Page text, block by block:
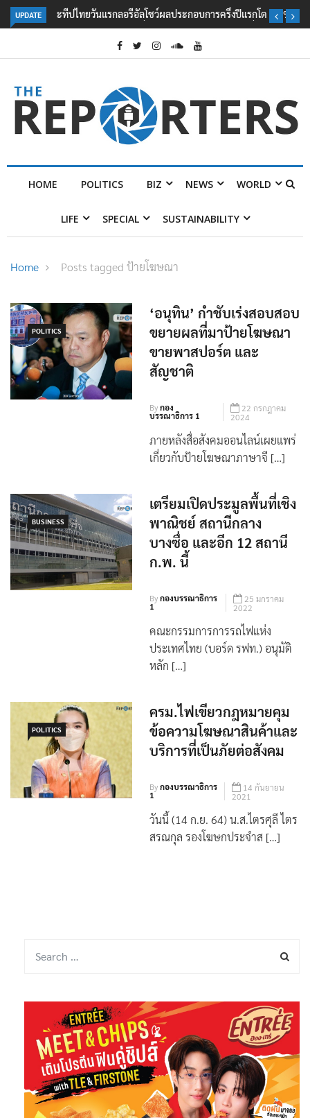
UPDATE
ลอรีอัลโชว์ผลประกอบการครึ่งปีแรกโต 6.5% กวาดรายได้ 2.3 หมื่นล้านยูโร
คว้าไลเซนส์ ‘กุชชี่’ 50 ปี พร้อมส่ง 4 แบรนด์ใหม่บุกตลาดไทย
POLITICS BIZ NEWS WORLD
POLITICS
‘อนุทิน’ กำชับเร่งสอบสอบ
ขยายผลที่มาป้ายโฆษณา
ขายพาสปอร์ต และ
สัญชาติ
Byกอง
บรรณาธิการ 1
22 กรกฎาคม
2024
BUSINESS
เตรียมเปิดประมูลพื้นที่เชิง
พาณิชย์ สถานีกลาง
บางซื่อ และอีก 12 สถานี
ก.พ. นี้
Byกองบรรณาธิการ
1
25 มกราคม
2022
คณะกรรมการการรถไฟแห่ง
POLITICS
ครม.ไฟเขียวกฎหมายคุม
ข้อความโฆษณาสินค้าและ
บริการที่เป็นภัยต่อสังคม
Byกองบรรณาธิการ
1
14 กันยายน
2021
วันนี้ (14 ก.ย. 64) น.ส.ไตรศุลี ไตร